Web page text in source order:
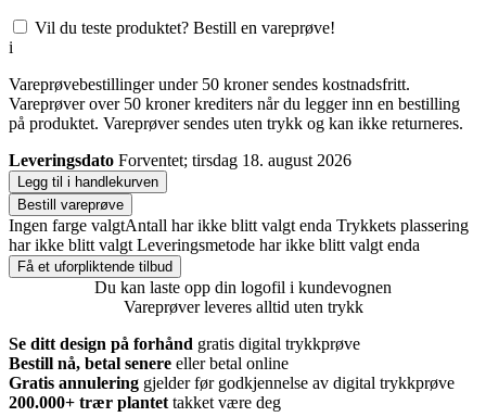
Vil du teste produktet? Bestill en vareprøve!
i
Vareprøvebestillinger under 50 kroner sendes kostnadsfritt.
Vareprøver over 50 kroner krediters når du legger inn en bestilling
på produktet. Vareprøver sendes uten trykk og kan ikke returneres.
Leveringsdato Forventet; tirsdag 18. august 2026
Legg til i handlekurven
Bestill vareprøve
Ingen farge valgtAntall har ikke blitt valgt enda Trykkets plassering
har ikke blitt valgt Leveringsmetode har ikke blitt valgt enda
Få et uforpliktende tilbud
Du kan laste opp din logofil i kundevognen
Vareprøver leveres alltid uten trykk
Se ditt design på forhånd gratis digital trykkprøve
Bestill nå, betal senere eller betal online
Gratis annulering gjelder før godkjennelse av digital trykkprøve
200.000+ trær plantet takket være deg